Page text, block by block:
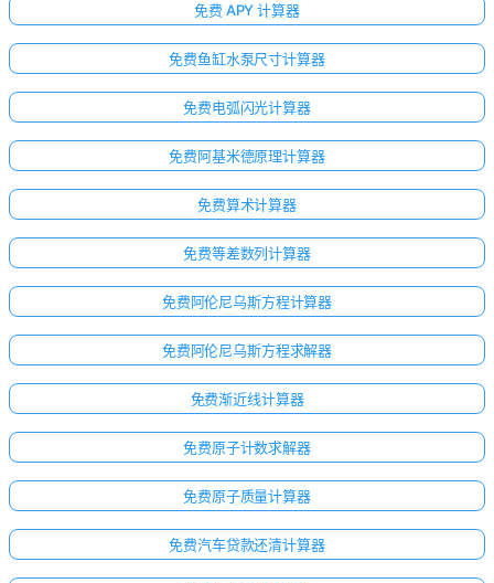
免费 APY 计算器
免费鱼缸水泵尺寸计算器
免费电弧闪光计算器
免费阿基米德原理计算器
免费算术计算器
免费等差数列计算器
免费阿伦尼乌斯方程计算器
免费阿伦尼乌斯方程求解器
免费渐近线计算器
免费原子计数求解器
免费原子质量计算器
免费汽车贷款还清计算器